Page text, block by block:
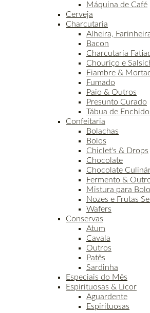
Máquina de Café
Cerveja
Charcutaria
Alheira,
Bacon
Charcutaria
Chouriço e
Fiambre &
Fumado
Paio & Outros
Presunto Curado
Tábua de
Confeitaria
Bolachas
Bolos
Chiclet's & Drops
Chocolate
Chocolate
Fermento &
Mistura para
Nozes e Frutas
Wafers
Conservas
Atum
Cavala
Outros
Patês
Sardinha
Especiais do Mês
Espirituosas & Licor
Aguardente
Espirituosas